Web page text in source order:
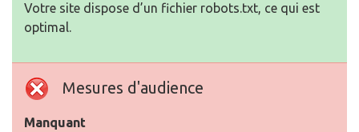
Votre site dispose d’un fichier robots.txt, ce qui est
optimal.
Mesures d'audience
Manquant